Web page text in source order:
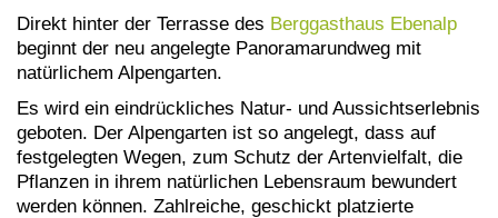
Direkt hinter der Terrasse des Berggasthaus Ebenalp
beginnt der neu angelegte Panoramarundweg mit
natürlichem Alpengarten.
Es wird ein eindrückliches Natur- und Aussichtserlebnis
geboten. Der Alpengarten ist so angelegt, dass auf
festgelegten Wegen, zum Schutz der Artenvielfalt, die
Pflanzen in ihrem natürlichen Lebensraum bewundert
werden können. Zahlreiche, geschickt platzierte